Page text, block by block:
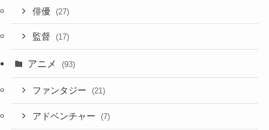
俳優 (27)
監督 (17)
アニメ (93)
ファンタジー (21)
アドベンチャー (7)